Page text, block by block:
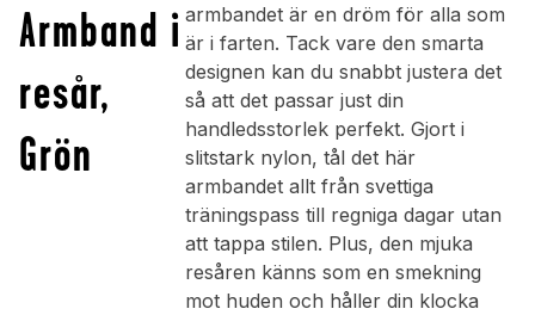
Armband i
resår,
Grön
armbandet är en dröm för alla som
är i farten. Tack vare den smarta
designen kan du snabbt justera det
så att det passar just din
handledsstorlek perfekt. Gjort i
slitstark nylon, tål det här
armbandet allt från svettiga
träningspass till regniga dagar utan
att tappa stilen. Plus, den mjuka
resåren känns som en smekning
mot huden och håller din klocka